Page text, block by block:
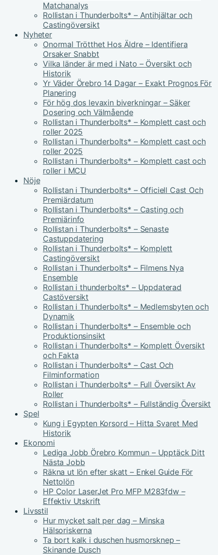
Matchanalys
Rollistan i Thunderbolts* – Antihjältar och
Castingöversikt
Nyheter
Onormal Trötthet Hos Äldre – Identifiera
Orsaker Snabbt
Vilka länder är med i Nato – Översikt och
Historik
Yr Väder Örebro 14 Dagar – Exakt Prognos För
Planering
För hög dos levaxin biverkningar – Säker
Dosering och Välmående
Rollistan i Thunderbolts* – Komplett cast och
roller 2025
Rollistan i Thunderbolts* – Komplett cast och
roller 2025
Rollistan i Thunderbolts* – Komplett cast och
roller i MCU
Nöje
Rollistan i Thunderbolts* – Officiell Cast Och
Premiärdatum
Rollistan i Thunderbolts* – Casting och
Premiärinfo
Rollistan i Thunderbolts* – Senaste
Castuppdatering
Rollistan i Thunderbolts* – Komplett
Castingöversikt
Rollistan i Thunderbolts* – Filmens Nya
Ensemble
Rollistan i thunderbolts* – Uppdaterad
Castöversikt
Rollistan i Thunderbolts* – Medlemsbyten och
Dynamik
Rollistan i Thunderbolts* – Ensemble och
Produktionsinsikt
Rollistan i Thunderbolts* – Komplett Översikt
och Fakta
Rollistan i Thunderbolts* – Cast Och
Filminformation
Rollistan i Thunderbolts* – Full Översikt Av
Roller
Rollistan i Thunderbolts* – Fullständig Översikt
Spel
Kung i Egypten Korsord – Hitta Svaret Med
Historik
Ekonomi
Lediga Jobb Örebro Kommun – Upptäck Ditt
Nästa Jobb
Räkna ut lön efter skatt – Enkel Guide För
Nettolön
HP Color LaserJet Pro MFP M283fdw –
Effektiv Utskrift
Livsstil
Hur mycket salt per dag – Minska
Hälsoriskerna
Ta bort kalk i duschen husmorsknep –
Skinande Dusch